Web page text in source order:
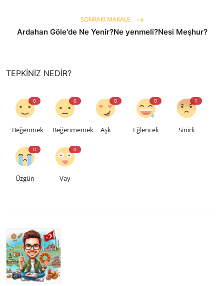
SONRAKI MAKALE
Ardahan Göle'de Ne Yenir?Ne yenmeli?Nesi Meşhur?
TEPKINIZ NEDIR?
0
Beğenmek
0
Beğenmemek
0
Aşk
0
Eğlenceli
1
Sinirli
0
Üzgün
0
Vay